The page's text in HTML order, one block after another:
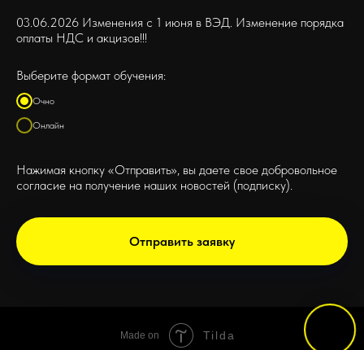
03.06.2026 Изменения с 1 июня в ВЭД. Изменение порядка
оплаты НДС и акцизов!!!
Выберите формат обучения:
Очно
Онлайн
Нажимая кнопку «Отправить», вы даете свое добровольное
согласие на получение наших новостей (подписку).
Отправить заявку
Made on Tilda